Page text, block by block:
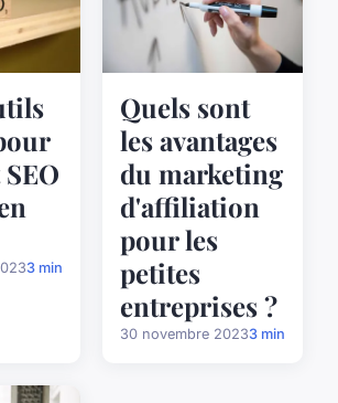
3 min
Quels sont
les avantages
du marketing
d'affiliation
pour les
petites
entreprises ?
30 novembre 20233 min